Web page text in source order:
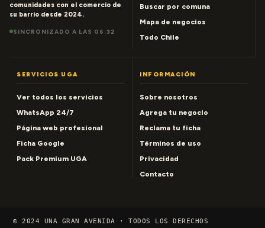
comunidades con el comercio de
su barrio desde 2024.
SINCRONIZADO A LAS 06:32
Buscar por comuna
Mapa de negocios
Todo Chile
SERVICIOS UGA
Ver todos los servicios
WhatsApp 24/7
Página web profesional
Ficha Google
Pack Premium UGA
INFORMACIÓN
Sobre nosotros
Agrega tu negocio
Reclama tu ficha
Términos de uso
Privacidad
Contacto
© 2024 UNA GRAN AVENIDA · TODOS LOS DERECHOS